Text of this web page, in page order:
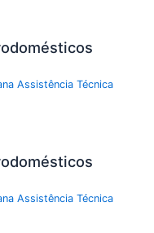
Assistência Técnica
Assistência Técnica